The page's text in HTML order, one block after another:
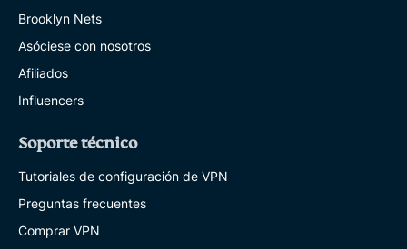
Brooklyn Nets
Asóciese con nosotros
Afiliados
Influencers
Soporte técnico
Tutoriales de configuración de VPN
Preguntas frecuentes
Comprar VPN